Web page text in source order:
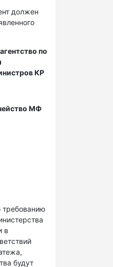
должен
по
КР
МФ
требованию
в
будут